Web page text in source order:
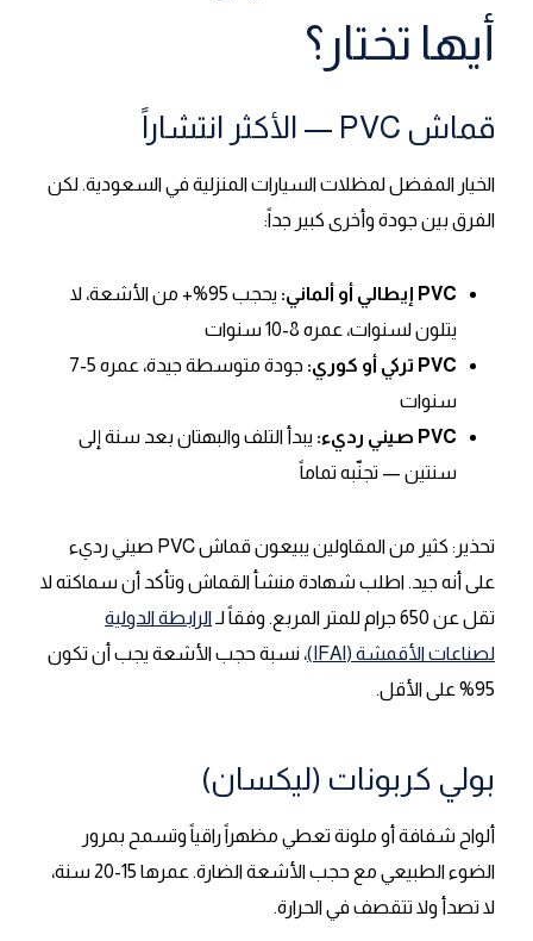
أيها تختار؟
قماش PVC — الأكثر انتشاراً
الخيار المفضل لمظلات السيارات المنزلية في السعودية. لكن
الفرق بين جودة وأخرى كبير جداً:
PVC إيطالي أو ألماني:
يحجب 95%+ من الأشعة، لا
يتلون لسنوات، عمره 8-10 سنوات
PVC تركي أو كوري:
جودة متوسطة جيدة، عمره 5-7
سنوات
PVC صيني رديء:
يبدأ التلف والبهتان بعد سنة إلى
سنتين — تجنّبه تماماً
تحذير: كثير من المقاولين يبيعون قماش PVC صيني رديء
على أنه جيد. اطلب شهادة منشأ القماش وتأكد أن سماكته لا
تقل عن 650 جرام للمتر المربع. وفقاً لـ
الرابطة الدولية
لصناعات الأقمشة (IFAI)
، نسبة حجب الأشعة يجب أن تكون
95% على الأقل.
بولي كربونات (ليكسان)
ألواح شفافة أو ملونة تعطي مظهراً راقياً وتسمح بمرور
الضوء الطبيعي مع حجب الأشعة الضارة. عمرها 15-20 سنة،
لا تصدأ ولا تتقصف في الحرارة.